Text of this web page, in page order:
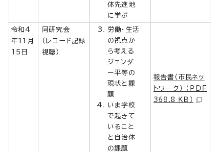
体先進地
に学ぶ
令和4
年11月
15日
同研究会
（レコード記録
視聴）
労働・生活
の視点か
ら考える
ジェンダ
ー平等の
現状と課
題
いま学校
で起きて
いること
と自治体
の課題
報告書（市民ネッ
トワーク） （PDF
368.8 KB）